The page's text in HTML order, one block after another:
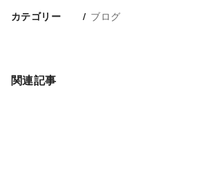
カテゴリー ブログ
関連記事